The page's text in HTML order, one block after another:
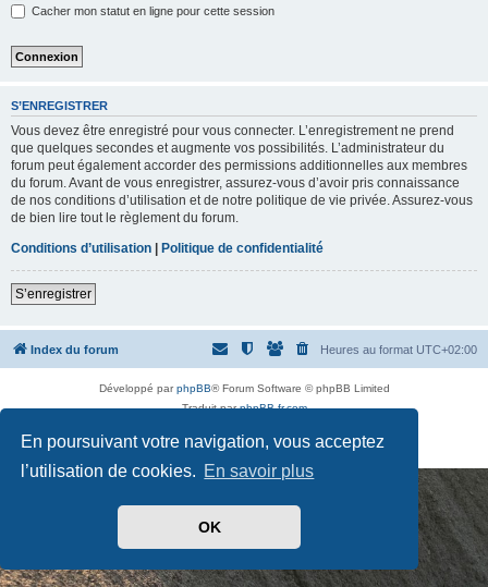
En poursuivant votre navigation, vous acceptez
l’utilisation de cookies. En savoir plus
OK
e
d
e
p
a
s
e
Cacher mon statut en ligne pour cette session
S’ENREGISTRER
Vous devez être enregistré pour vous connecter. L’enregistrement ne prend
que quelques secondes et augmente vos possibilités. L’administrateur du
forum peut également accorder des permissions additionnelles aux membres
du forum. Avant de vous enregistrer, assurez-vous d’avoir pris connaissance
de nos conditions d’utilisation et de notre politique de vie privée. Assurez-vous
de bien lire tout le règlement du forum.
Conditions d’utilisation | Politique de confidentialité
S’enregistrer
Index du forum Heures au format UTC+02:00
Développé parphpBB® Forum Software © phpBB Limited
Traduit parphpBB-fr.com
Confidentialité| Conditions